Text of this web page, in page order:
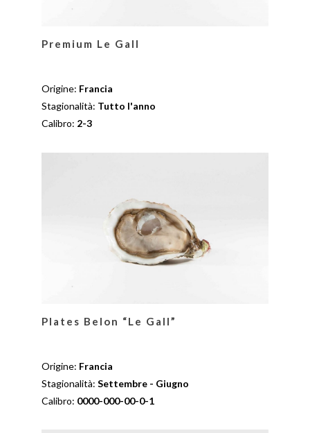
Premium Le Gall
Origine: Francia
Stagionalità: Tutto l'anno
Calibro: 2-3
Plates Belon “Le Gall”
Origine: Francia
Stagionalità: Settembre - Giugno
Calibro: 0000-000-00-0-1